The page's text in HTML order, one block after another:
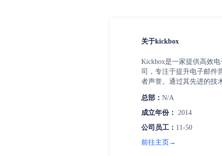
关于kickbox
Kickbox是一家提供高效
司，专注于提升电子邮件
者声誉。通过其先进的技
址，确保邮件投递率，并
册。公司以其简便的拖放
受到超过150,000个发送
总部： N/A
成立年份： 2014
公司员工： 11-50
前往主页→